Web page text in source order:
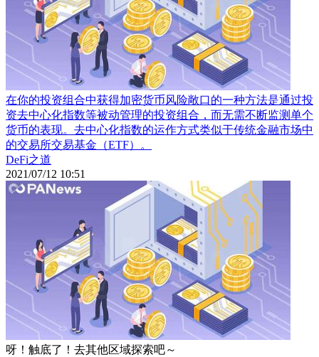
在你的投资组合中获得加密货币风险敞口的一种方法是通过投
资去中心化指数等被动管理的投资组合，而无需不断监测单个
货币的表现。去中心化指数的运作方式类似于传统金融市场中
的交易所交易基金（ETF）。
DeFi之道
2021/07/12 10:51
呀！触底了！去其他区域探索吧～